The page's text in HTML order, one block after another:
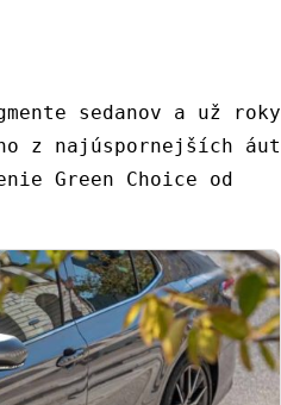
sedanov a už roky
z najúspornejších áut
Green Choice od